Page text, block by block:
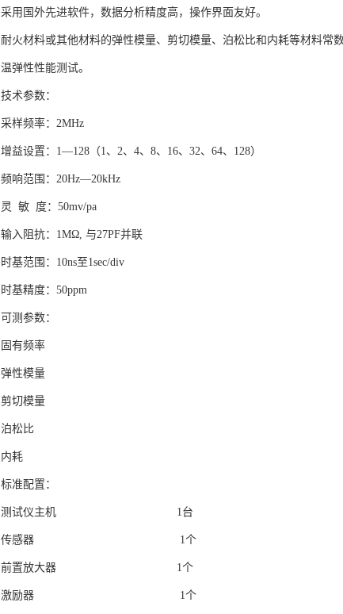
采用国外先进软件，数据分析精度高，操作界面友好。
耐火材料或其他材料的弹性模量、剪切模量、泊松比和内耗等材料常
温弹性性能测试。
技术参数：
采样频率：2MHz
增益设置：1—128（1、2、4、8、16、32、64、128）
频响范围：20Hz—20kHz
灵 敏 度：50mv/pa
输入阻抗：1MΩ, 与27PF并联
时基范围：10ns至1sec/div
时基精度：50ppm
可测参数：
固有频率
弹性模量
剪切模量
泊松比
内耗
标准配置：
测试仪主机 1台
传感器 1个
前置放大器 1个
激励器 1个